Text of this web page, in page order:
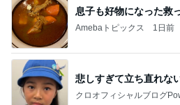
息子も好物になった救
Amebaトピックス 1日前
悲しすぎて立ち直れない
クロオフィシャルブログ